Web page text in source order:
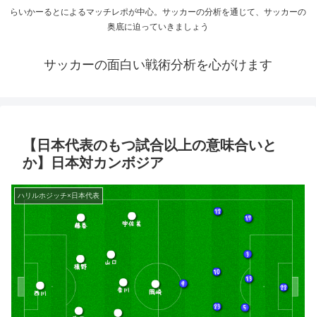
らいかーるとによるマッチレポが中心。サッカーの分析を通じて、サッカーの
奥底に迫っていきましょう
サッカーの面白い戦術分析を心がけます
【日本代表のもつ試合以上の意味合いと
か】日本対カンボジア
ハリルホジッチ×日本代表